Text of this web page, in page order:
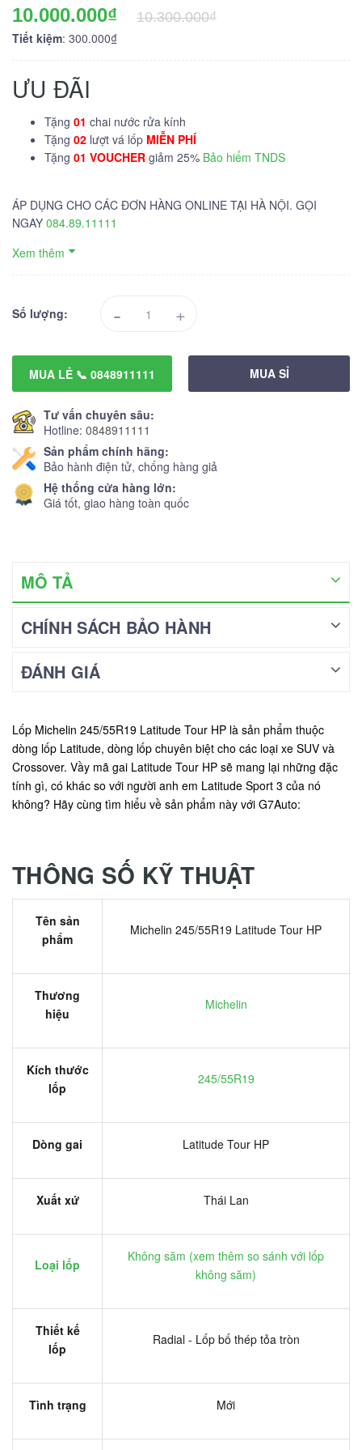
10.000.000₫
10.300.000₫
Tiết kiệm: 300.000₫
ƯU ĐÃI
Tặng 01 chai nước rửa kính
Tặng 02 lượt vá lốp MIỄN PHÍ
Tặng 01 VOUCHER giảm 25% Bảo hiểm TNDS
ÁP DỤNG CHO CÁC ĐƠN HÀNG ONLINE TẠI HÀ NỘI. GỌI
NGAY 084.89.11111
Xem thêm
Số lượng: - +
MUA LẺ 📞 0848911111 MUA SỈ
Tư vấn chuyên sâu:
Hotline: 0848911111
Sản phẩm chính hãng:
Bảo hành điện tử, chống hàng giả
Hệ thống cửa hàng lớn:
Giá tốt, giao hàng toàn quốc
MÔ TẢ
CHÍNH SÁCH BẢO HÀNH
ĐÁNH GIÁ
Lốp Michelin 245/55R19 Latitude Tour HP là sản phẩm thuộc
dòng lốp Latitude, dòng lốp chuyên biệt cho các loại xe SUV và
Crossover. Vầy mã gai Latitude Tour HP sẽ mang lại những đặc
tính gì, có khác so với người anh em Latitude Sport 3 của nó
không? Hãy cùng tìm hiểu về sản phẩm này với G7Auto:
THÔNG SỐ KỸ THUẬT
Tên sản
phẩm
Michelin 245/55R19 Latitude Tour HP
Thương
hiệu
Michelin
Kích thước
lốp
245/55R19
Dòng gai Latitude Tour HP
Xuất xứ Thái Lan
Loại lốp
Không săm (xem thêm so sánh với lốp
không săm)
Thiết kế
lốp
Radial - Lốp bố thép tỏa tròn
Tình trạng Mới